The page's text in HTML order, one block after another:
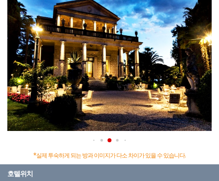
*실제 투숙하게 되는 방과 이미지가 다소 차이가 있을 수 있습니다.
호텔위치